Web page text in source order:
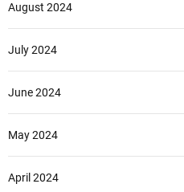
August 2024
July 2024
June 2024
May 2024
April 2024